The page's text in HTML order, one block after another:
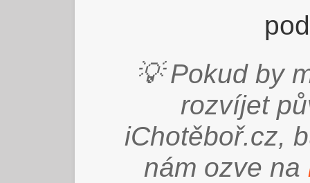
💡 Pokud by
rozvíjet
iChotěboř.cz,
nám ozve na